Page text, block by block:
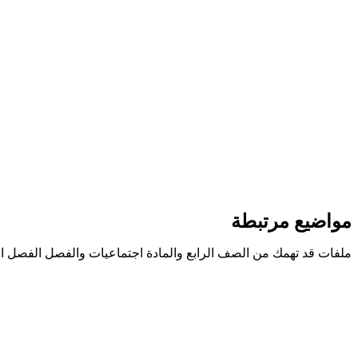
مواضيع مرتبطة
ملفات قد تهمك من الصف الرابع والمادة اجتماعيات والفصل الفصل